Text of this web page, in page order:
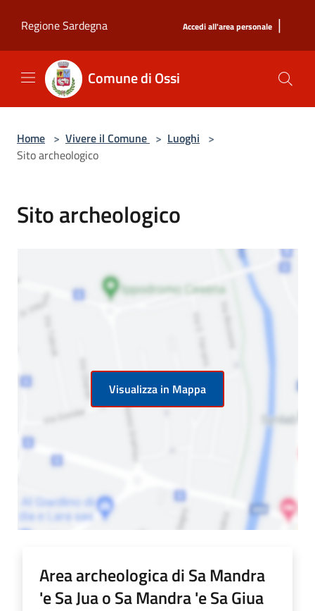
Regione Sardegna
Accedi all'area personale |
Comune di Ossi
Home > Vivere il Comune > Luoghi >
Sito archeologico
Sito archeologico
Visualizza in Mappa
Area archeologica di Sa Mandra
'e Sa Jua o Sa Mandra 'e Sa Giua